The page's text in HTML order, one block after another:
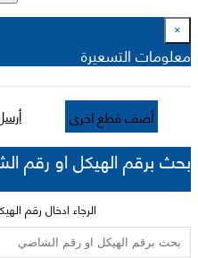
×
معلومات التسعيرة
أضف قطع اخرى
بحث برقم الهيكل او رقم
الرجاء ادخال رقم